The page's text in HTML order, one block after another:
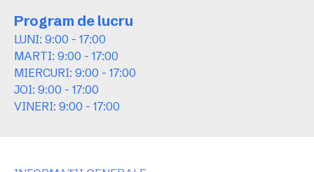
Program de lucru
LUNI: 9:00 - 17:00
MARTI: 9:00 - 17:00
MIERCURI: 9:00 - 17:00
JOI: 9:00 - 17:00
VINERI: 9:00 - 17:00